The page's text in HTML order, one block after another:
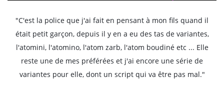
"C'est la police que j'ai fait en pensant à mon fils quand il
était petit garçon, depuis il y en a eu des tas de variantes,
l'atomini, l'atomino, l'atom zarb, l'atom boudiné etc ... Elle
reste une de mes préférées et j'ai encore une série de
variantes pour elle, dont un script qui va être pas mal."